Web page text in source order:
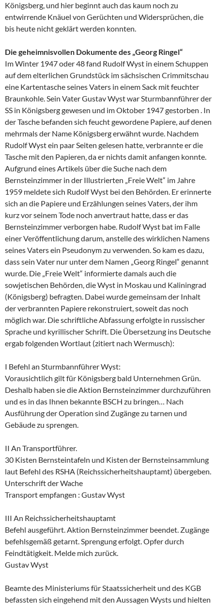
Königsberg, und hier beginnt auch das kaum noch zu
entwirrende Knäuel von Gerüchten und Widersprüchen, die
bis heute nicht geklärt werden konnten.
Die geheimnisvollen Dokumente des „Georg Ringel“
Im Winter 1947 oder 48 fand Rudolf Wyst in einem Schuppen
auf dem elterlichen Grundstück im sächsischen Crimmitschau
eine Kartentasche seines Vaters in einem Sack mit feuchter
Braunkohle. Sein Vater Gustav Wyst war Sturmbannführer der
SS in Königsberg gewesen und im Oktober 1947 gestorben . In
der Tasche befanden sich feucht gewordene Papiere, auf denen
mehrmals der Name Königsberg erwähnt wurde. Nachdem
Rudolf Wyst ein paar Seiten gelesen hatte, verbrannte er die
Tasche mit den Papieren, da er nichts damit anfangen konnte.
Aufgrund eines Artikels über die Suche nach dem
Bernsteinzimmer in der Illustrierten „Freie Welt“ im Jahre
1959 meldete sich Rudolf Wyst bei den Behörden. Er erinnerte
sich an die Papiere und Erzählungen seines Vaters, der ihm
kurz vor seinem Tode noch anvertraut hatte, dass er das
Bernsteinzimmer verborgen habe. Rudolf Wyst bat im Falle
einer Veröffentlichung darum, anstelle des wirklichen Namens
seines Vaters ein Pseudonym zu verwenden. So kam es dazu,
dass sein Vater nur unter dem Namen „Georg Ringel“ genannt
wurde. Die „Freie Welt“ informierte damals auch die
sowjetischen Behörden, die Wyst in Moskau und Kaliningrad
(Königsberg) befragten. Dabei wurde gemeinsam der Inhalt
der verbrannten Papiere rekonstruiert, soweit das noch
möglich war. Die schriftliche Abfassung erfolgte in russischer
Sprache und kyrillischer Schrift. Die Übersetzung ins Deutsche
ergab folgenden Wortlaut (zitiert nach Wermusch):
I Befehl an Sturmbannführer Wyst:
Vorausichtlich gilt für Königsberg bald Unternehmen Grün.
Deshalb haben sie die Aktion Bernsteinzimmer durchzuführen
und es in das Ihnen bekannte BSCH zu bringen… Nach
Ausführung der Operation sind Zugänge zu tarnen und
Gebäude zu sprengen.
II An Transportführer.
30 Kisten Bernsteintafeln und Kisten der Bernsteinsammlung
laut Befehl des RSHA (Reichssicherheitshauptamt) übergeben.
Unterschrift der Wache
Transport empfangen : Gustav Wyst
III An Reichssicherheitshauptamt
Befehl ausgeführt. Aktion Bernsteinzimmer beendet. Zugänge
befehlsgemäß getarnt. Sprengung erfolgt. Opfer durch
Feindtätigkeit. Melde mich zurück.
Gustav Wyst
Beamte des Ministeriums für Staatssicherheit und des KGB
befassten sich eingehend mit den Aussagen Wysts und hielten